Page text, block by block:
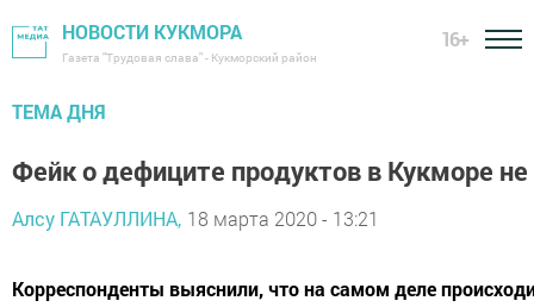
НОВОСТИ КУКМОРА
Газета "Трудовая слава" - Кукморский район
16+
ТЕМА ДНЯ
Фейк о дефиците продуктов в Кукморе
Алсу ГАТАУЛЛИНА, 18 марта 2020 - 13:21
Корреспонденты выяснили, что на самом деле